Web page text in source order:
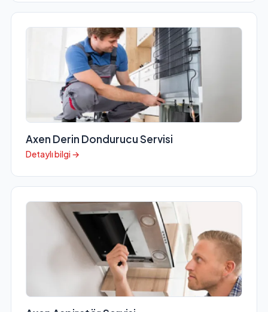
Axen Derin Dondurucu Servisi
Detaylı bilgi →